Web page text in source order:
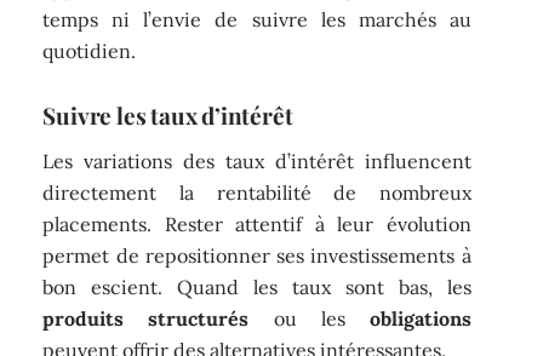
temps ni l’envie de suivre les marchés au
quotidien.
Suivre les taux d’intérêt
Les variations des taux d’intérêt influencent
directement la rentabilité de nombreux
placements. Rester attentif à leur évolution
permet de repositionner ses investissements à
bon escient. Quand les taux sont bas, les
produits structurés ou les obligations
peuvent offrir des alternatives intéressantes.